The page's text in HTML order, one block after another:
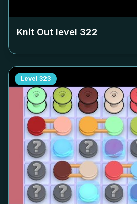
Knit Out level 322
Level 323